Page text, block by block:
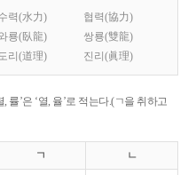
력(水力)
협력(協力)
룡(臥龍)
쌍룡(雙龍)
리(道理) 진리(眞理)
률’은 ‘열, 율’로 적는다.(ㄱ을 취하고
ㄱ ㄴ